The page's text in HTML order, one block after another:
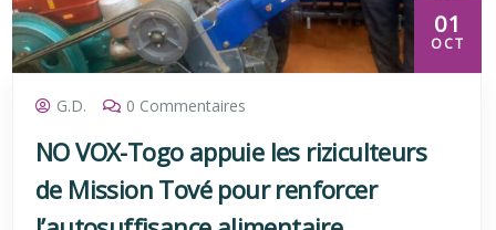
01
OCT
G.D. 0 Commentaires
NO VOX-Togo appuie les riziculteurs
de Mission Tové pour renforcer